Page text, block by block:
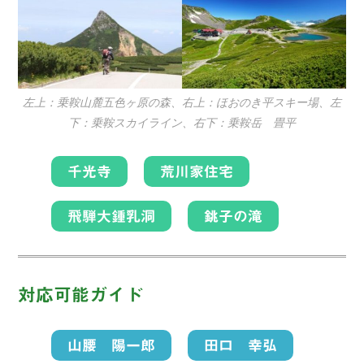
左上：乗鞍山麓五色ヶ原の森、右上：ほおのき平スキー場、左
下：乗鞍スカイライン、右下：乗鞍岳 畳平
千光寺 荒川家住宅
飛騨大鍾乳洞 銚子の滝
対応可能ガイド
山腰 陽一郎 田口 幸弘